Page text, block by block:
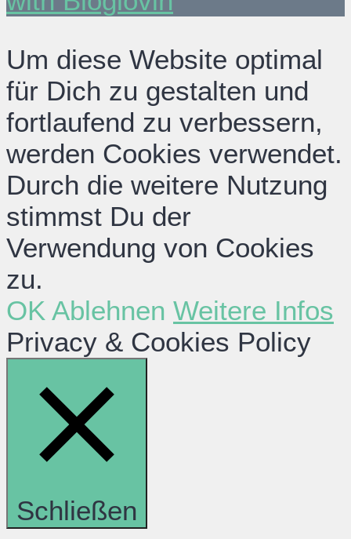
Um diese Website optimal
für Dich zu gestalten und
fortlaufend zu verbessern,
werden Cookies verwendet.
Durch die weitere Nutzung
stimmst Du der
Verwendung von Cookies
zu.
OK Ablehnen Weitere Infos
Privacy & Cookies Policy
Schließen